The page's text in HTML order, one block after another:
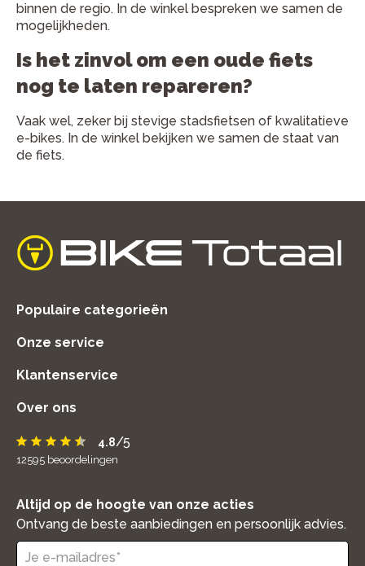
binnen de regio. In de winkel bespreken we samen de
mogelijkheden.
Is het zinvol om een oude fiets
nog te laten repareren?
Vaak wel, zeker bij stevige stadsfietsen of kwalitatieve
e-bikes. In de winkel bekijken we samen de staat van
de fiets.
home
Populaire categorieën
Onze service
Klantenservice
Over ons
4.8/5
12595 beoordelingen
Altijd op de hoogte van onze acties
Ontvang de beste aanbiedingen en persoonlijk advies.